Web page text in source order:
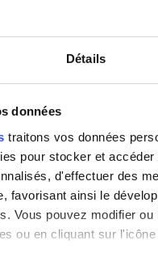
Détails
données
traitons vos données
pour stocker et
d'effectuer des
favorisant ainsi le
Vous pouvez modifier
ou en cliquant sur